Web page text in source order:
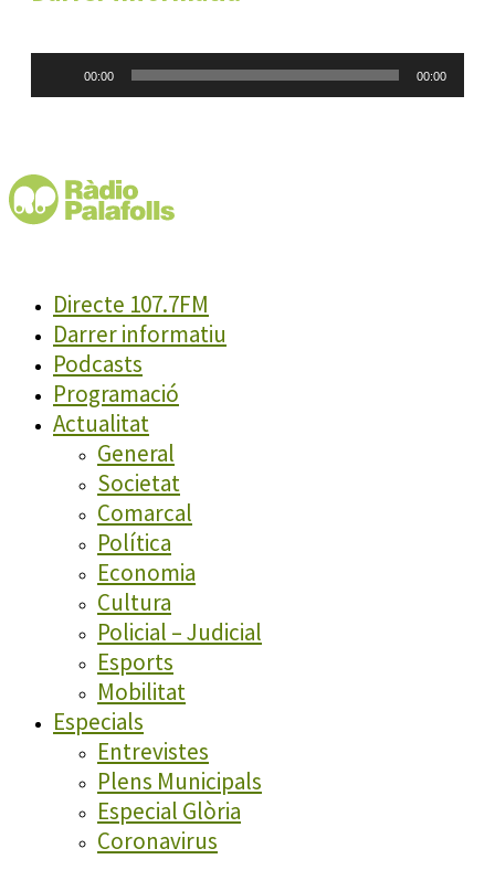
00:00 00:00
Directe 107.7FM
Darrer informatiu
Podcasts
Programació
Actualitat
General
Societat
Comarcal
Política
Economia
Cultura
Policial – Judicial
Esports
Mobilitat
Especials
Entrevistes
Plens Municipals
Especial Glòria
Coronavirus